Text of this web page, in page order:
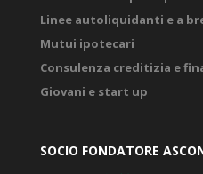
Linee autoliquidanti e a
Mutui ipotecari
Consulenza creditizia e
Giovani e start up
SOCIO FONDATORE